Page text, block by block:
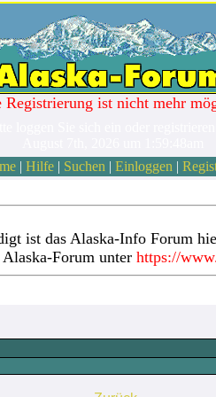
Registrierung ist nicht mehr
| Hilfe| Suchen | Einloggen |
ist das Alaska-Info Forum
Forum unter https://